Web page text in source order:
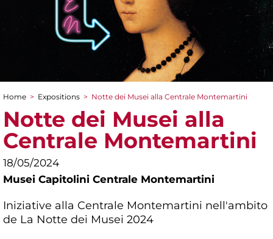
You are here
Home > Expositions > Notte dei Musei alla Centrale Montemartini
Notte dei Musei alla
Centrale Montemartini
18/05/2024
Musei Capitolini Centrale Montemartini
Iniziative alla Centrale Montemartini nell'ambito
de La Notte dei Musei 2024